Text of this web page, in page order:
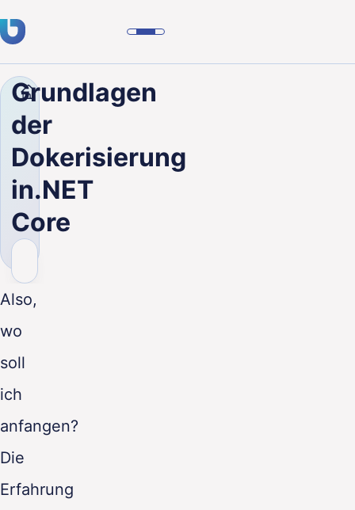
Fachwissen
Kunden
Branchen
Über uns
Karriere
Unternehmen Blog
Grundlagen
der
Dokerisierung
in.NET
Core
Also,
wo
soll
ich
anfangen?
Die
Erfahrung